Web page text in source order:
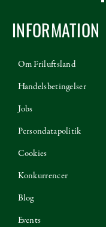
INFORMATION
Om Friluftsland
Handelsbetingelser
Jobs
Persondatapolitik
Cookies
Konkurrencer
Blog
Events